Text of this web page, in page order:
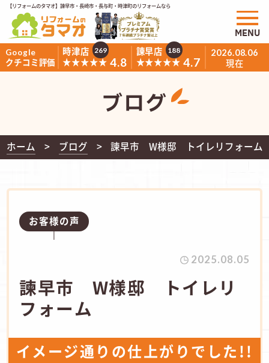
【リフォームのタマオ】諫早市・長崎市・長与町・時津町のリフォームなら
Google
クチコミ評価
時津店
★★★★★ 4.8
269
諫早店
★★★★★ 4.7
188 2026.08.06
現在
MENU
ブログ
ホーム ブログ 諫早市 W様邸 トイレリフォーム
お客様の声
2025.08.05
諫早市 W様邸 トイレリ
フォーム
イメージ通りの仕上がりでした!!